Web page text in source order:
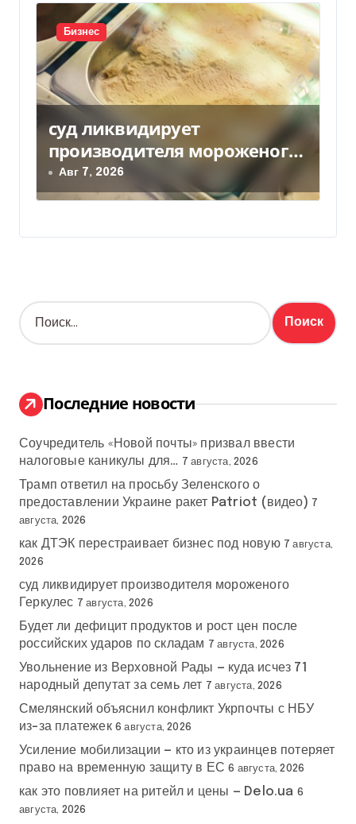
Бизнес
суд ликвидирует
производителя мороженого
Геркулес
Авг 7, 2026
Н
а
:
Последние новости
Соучредитель «Новой почты» призвал ввести
налоговые каникулы для… 7 августа, 2026
Трамп ответил на просьбу Зеленского о
предоставлении Украине ракет Patriot (видео) 7
августа, 2026
как ДТЭК перестраивает бизнес под новую 7 августа,
2026
суд ликвидирует производителя мороженого
Геркулес 7 августа, 2026
Будет ли дефицит продуктов и рост цен после
российских ударов по складам 7 августа, 2026
Увольнение из Верховной Рады — куда исчез 71
народный депутат за семь лет 7 августа, 2026
Смелянский объяснил конфликт Укрпочты с НБУ
из-за платежек 6 августа, 2026
Усиление мобилизации — кто из украинцев потеряет
право на временную защиту в ЕС 6 августа, 2026
как это повлияет на ритейл и цены — Delo.ua 6
августа, 2026